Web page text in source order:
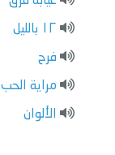
١٢ بالليل
فرح
مراية الحب
الألوان